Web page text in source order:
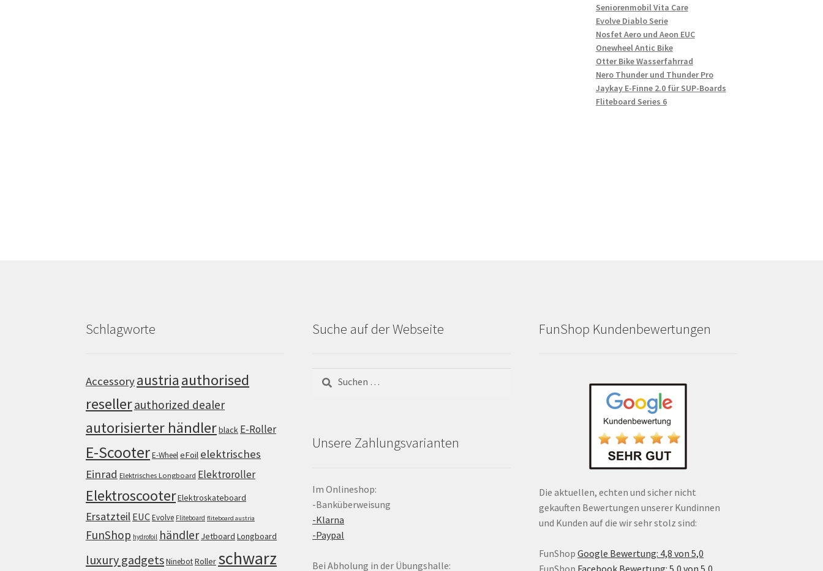
Seniorenmobil Vita Care
Evolve Diablo Serie
Nosfet Aero und Aeon EUC
Onewheel Antic Bike
Otter Bike Wasserfahrrad
Nero Thunder und Thunder Pro
Jaykay E-Finne 2.0 für SUP-Boards
Fliteboard Series 6
Schlagworte
Accessoryaustria authorised
resellerauthorized dealer
autorisierter händlerblack E-Roller
E-ScooterE-WheeleFoil elektrisches
Einrad Elektrisches Longboard Elektroroller
ElektroscooterElektroskateboard
Ersatzteil EUCEvolve Fliteboard fliteboard austria
FunShop hydrofoil händler Jetboard Longboard
luxury gadgetsNinebotRoller schwarz
Suche auf der Webseite
nach:
Unsere Zahlungsvarianten
Im Onlineshop:
-Banküberweisung
-Klarna
-Paypal
Bei Abholung in der Übungshalle:
FunShop Kundenbewertungen
Die aktuellen, echten und sicher nicht
gekauften Bewertungen unserer Kundinnen
und Kunden auf die wir sehr stolz sind:
FunShop Google Bewertung: 4,8 von 5,0
FunShop Facebook Bewertung: 5,0 von 5,0